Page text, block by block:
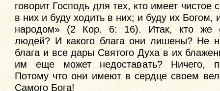
говорит Господь для тех, кто имеет чистое
в них и буду ходить в них; и буду их Богом,
народом» (2 Кор. 6: 16). Итак, кто же
людей? И какого блага они лишены? Не
блага и все дары Святого Духа в их
им еще может недоставать? Ничего,
Потому что они имеют в сердце своем
Самого Бога!